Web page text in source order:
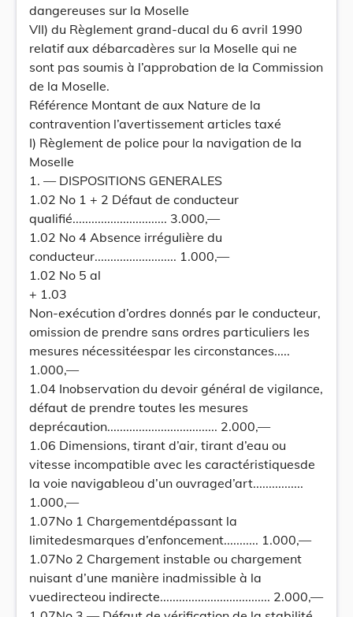
dangereuses sur la Moselle
VII) du Règlement grand-ducal du 6 avril 1990
relatif aux débarcadères sur la Moselle qui ne
sont pas soumis à l’approbation de la Commission
de la Moselle.
Référence Montant de aux Nature de la
contravention l’avertissement articles taxé
I) Règlement de police pour la navigation de la
Moselle
1. — DISPOSITIONS GENERALES
1.02 No 1 + 2 Défaut de conducteur
qualifié.............................. 3.000,—
1.02 No 4 Absence irrégulière du
conducteur.......................... 1.000,—
1.02 No 5 al
+ 1.03
Non-exécution d’ordres donnés par le conducteur,
omission de prendre sans ordres particuliers les
mesures nécessitéespar les circonstances.....
1.000,—
1.04 Inobservation du devoir général de vigilance,
défaut de prendre toutes les mesures
deprécaution................................... 2.000,—
1.06 Dimensions, tirant d’air, tirant d’eau ou
vitesse incompatible avec les caractéristiquesde
la voie navigableou d’un ouvraged’art................
1.000,—
1.07No 1 Chargementdépassant la
limitedesmarques d’enfoncement........... 1.000,—
1.07No 2 Chargement instable ou chargement
nuisant d’une manière inadmissible à la
vuedirecteou indirecte................................... 2.000,—